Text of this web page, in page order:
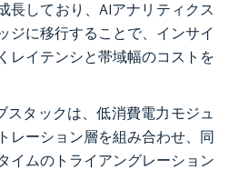
長しており、AIアナリティクス
ジに移行することで、インサイ
レイテンシと帯域幅のコストを
スタックは、低消費電力モジュ
レーション層を組み合わせ、同
イムのトライアングレーション